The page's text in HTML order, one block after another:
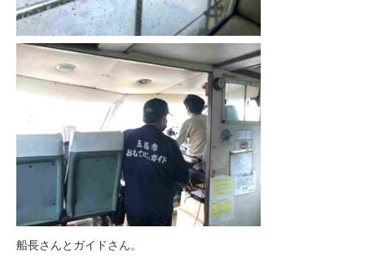
船長さんとガイドさん。